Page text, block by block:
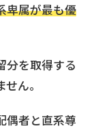
卑属が最も優
分を取得する
ん。
偶者と直系尊